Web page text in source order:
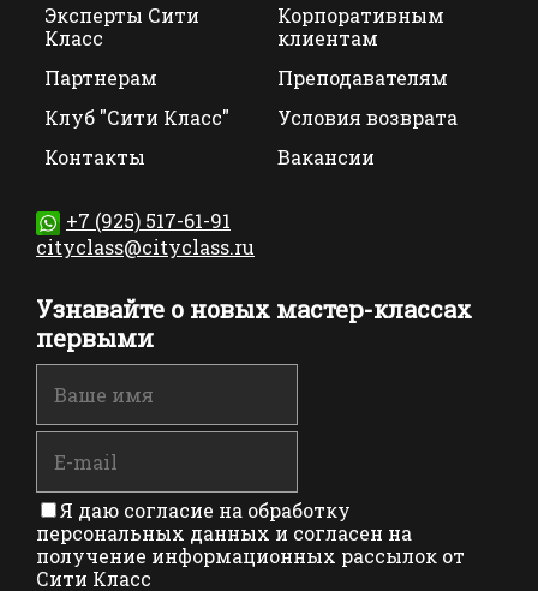
Эксперты Сити
Класс
Корпоративным
клиентам
Партнерам
Преподавателям
Клуб "Сити Класс"
Условия возврата
Контакты
Вакансии
+7 (925) 517-61-91
cityclass@cityclass.ru
Узнавайте о новых мастер-классах
первыми
Я даю согласие на обработку
персональных данных и согласен на
получение информационных рассылок от
Сити Класс